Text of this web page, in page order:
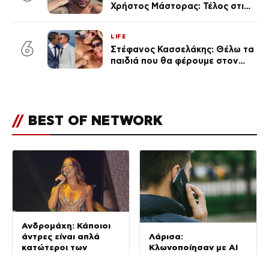
Χρήστος Μάστορας: Τέλος στις
6
LIFE
Στέφανος Κασσελάκης: Θέλω τα
παιδιά που θα φέρουμε στον
// BEST OF NETWORK
Ανδρομάχη: Κάποιοι
άντρες είναι απλά
κατώτεροι των
Λάρισα:
Κλωνοποίησαν με AI